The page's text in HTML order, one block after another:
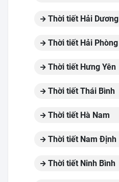
Thời tiết Hải Dương
Thời tiết Hải Phòng
Thời tiết Hưng Yên
Thời tiết Thái Bình
Thời tiết Hà Nam
Thời tiết Nam Định
Thời tiết Ninh Bình